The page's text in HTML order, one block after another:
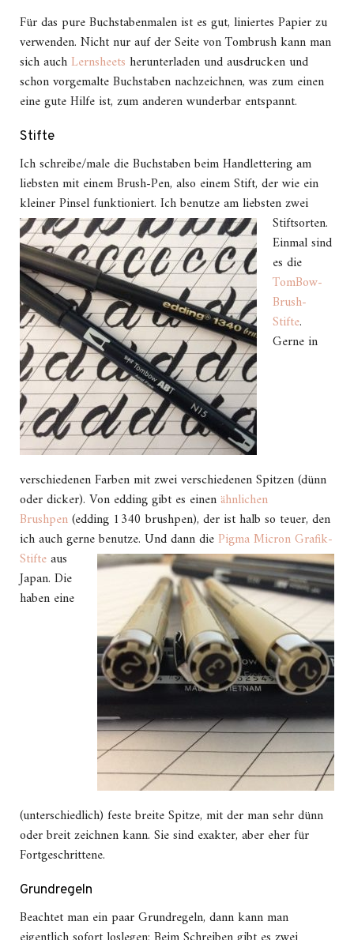
Für das pure Buchstabenmalen ist es gut, liniertes Papier zu
verwenden. Nicht nur auf der Seite von Tombrush kann man
sich auchLernsheets herunterladen und ausdrucken und
schon vorgemalte Buchstaben nachzeichnen, was zum einen
eine gute Hilfe ist, zum anderen wunderbar entspannt.
Stifte
Ich schreibe/male die Buchstaben beim Handlettering am
liebsten mit einem Brush-Pen, also einem Stift, der wie ein
kleiner Pinsel funktioniert. Ich benutze am liebsten zwei
Stiftsorten.
Einmal sind
es die
TomBow-
Brush-
Stifte.
Gerne in
verschiedenen Farben mit zwei verschiedenen Spitzen (dünn
oder dicker). Von edding gibt es einenähnlichen
Brushpen(edding 1340 brushpen), der ist halb so teuer, den
ich auch gerne benutze. Und dann diePigma Micron Grafik-
Stifteaus
Japan. Die
haben eine
(unterschiedlich) feste breite Spitze, mit der man sehr dünn
oder breit zeichnen kann. Sie sind exakter, aber eher für
Fortgeschrittene.
Grundregeln
Beachtet man ein paar Grundregeln, dann kann man